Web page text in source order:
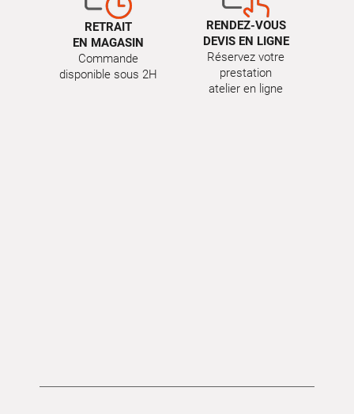
RETRAIT
EN MAGASIN
Commande
disponible sous 2H
RENDEZ-VOUS
DEVIS EN LIGNE
Réservez votre
prestation
atelier en ligne